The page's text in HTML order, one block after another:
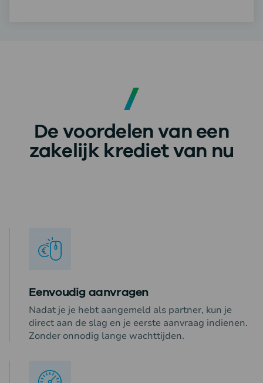
De voordelen van een
zakelijk krediet van nu
Eenvoudig aanvragen
Nadat je je hebt aangemeld als partner, kun je
direct aan de slag en je eerste aanvraag indienen.
Zonder onnodig lange wachttijden.